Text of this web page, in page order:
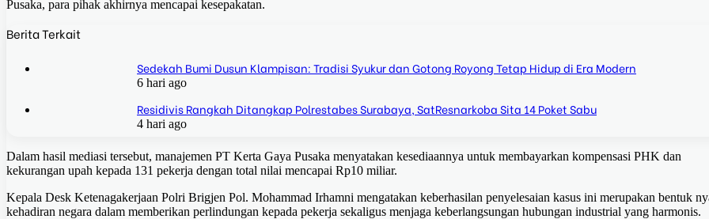
Pusaka, para pihak akhirnya mencapai kesepakatan.
Berita Terkait
Sedekah Bumi Dusun Klampisan: Tradisi Syukur dan Gotong Royong Tetap Hidup di Era Modern
6 hari ago
Residivis Rangkah Ditangkap Polrestabes Surabaya, SatResnarkoba Sita 14 Poket Sabu
4 hari ago
Dalam hasil mediasi tersebut, manajemen PT Kerta Gaya Pusaka menyatakan kesediaannya untuk membayarkan kompensasi PHK dan
kekurangan upah kepada 131 pekerja dengan total nilai mencapai Rp10 miliar.
Kepala Desk Ketenagakerjaan Polri Brigjen Pol. Mohammad Irhamni mengatakan keberhasilan penyelesaian kasus ini merupakan bentuk
kehadiran negara dalam memberikan perlindungan kepada pekerja sekaligus menjaga keberlangsungan hubungan industrial yang harmonis.